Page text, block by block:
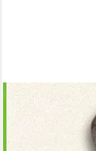
LIVING WALLS
Bordüre pop.up Panel,
Tapete Japanisch Borte